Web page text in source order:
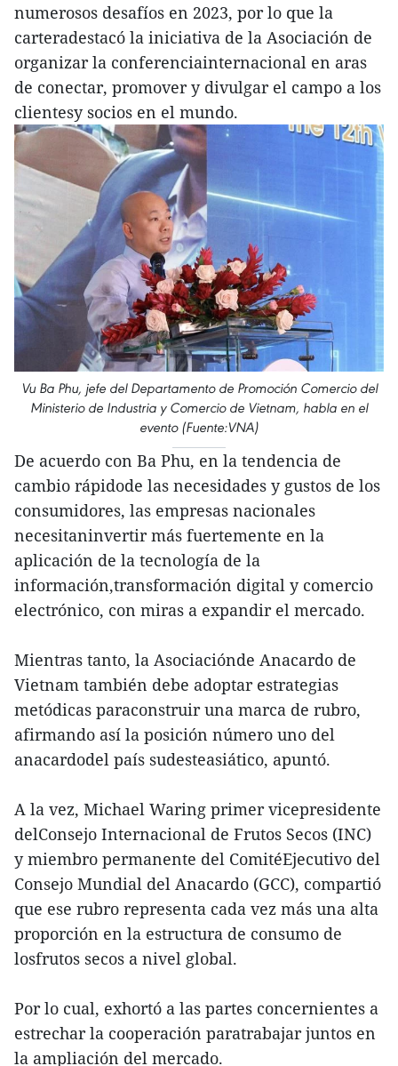
numerosos desafíos en 2023, por lo que la
carteradestacó la iniciativa de la Asociación de
organizar la conferenciainternacional en aras
de conectar, promover y divulgar el campo a los
clientesy socios en el mundo.
Vu Ba Phu, jefe del Departamento de Promoción Comercio del
Ministerio de Industria y Comercio de Vietnam, habla en el
evento (Fuente:VNA)
De acuerdo con Ba Phu, en la tendencia de
cambio rápidode las necesidades y gustos de los
consumidores, las empresas nacionales
necesitaninvertir más fuertemente en la
aplicación de la tecnología de la
información,transformación digital y comercio
electrónico, con miras a expandir el mercado.
Mientras tanto, la Asociaciónde Anacardo de
Vietnam también debe adoptar estrategias
metódicas paraconstruir una marca de rubro,
afirmando así la posición número uno del
anacardodel país sudesteasiático, apuntó.
A la vez, Michael Waring primer vicepresidente
delConsejo Internacional de Frutos Secos (INC)
y miembro permanente del ComitéEjecutivo del
Consejo Mundial del Anacardo (GCC), compartió
que ese rubro representa cada vez más una alta
proporción en la estructura de consumo de
losfrutos secos a nivel global.
Por lo cual, exhortó a las partes concernientes a
estrechar la cooperación paratrabajar juntos en
la ampliación del mercado.